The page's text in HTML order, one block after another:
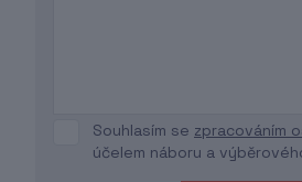
Souhlasím se zpracováním
účelem náboru a